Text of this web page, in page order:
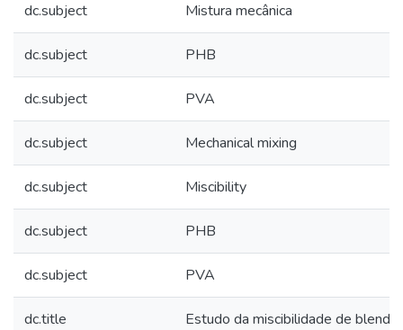
dc.subject Mistura mecânica
dc.subject PHB
dc.subject PVA
dc.subject Mechanical mixing
dc.subject Miscibility
dc.subject PHB
dc.subject PVA
dc.title
Estudo da miscibilidade de